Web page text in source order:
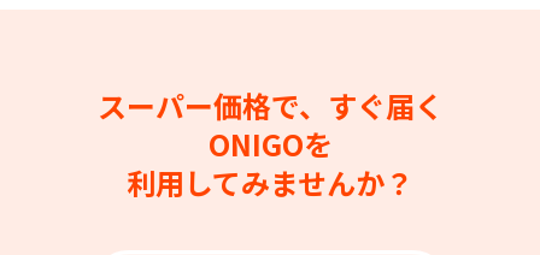
スーパー価格で、すぐ届く
ONIGOを
利用してみませんか？